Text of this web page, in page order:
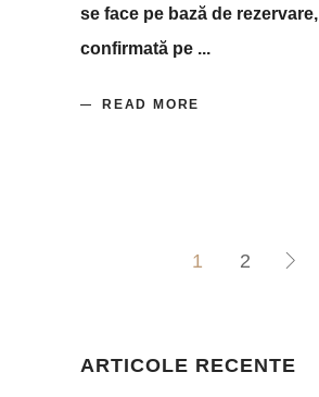
se face pe bază de rezervare,
confirmată pe
READ MORE
1 2
ARTICOLE RECENTE